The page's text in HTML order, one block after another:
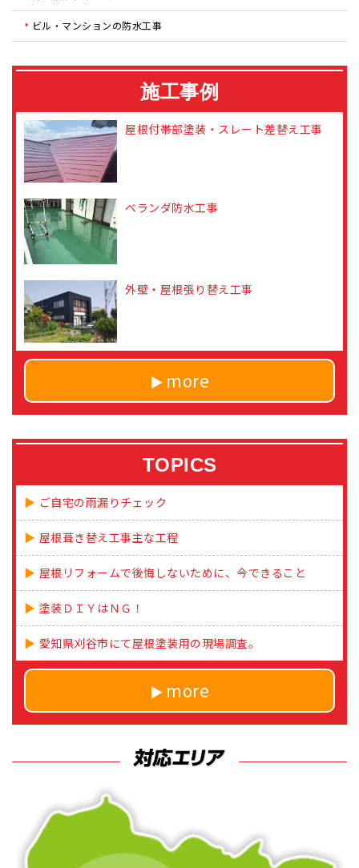
ビル・マンションの防水工事
施工事例
屋根付帯部塗装・スレート差替え工事
ベランダ防水工事
外壁・屋根張り替え工事
more
TOPICS
ご自宅の雨漏りチェック
屋根葺き替え工事主な工程
屋根リフォームで後悔しないために、今できること
塗装ＤＩＹはＮＧ！
愛知県刈谷市にて屋根塗装用の現場調査。
more